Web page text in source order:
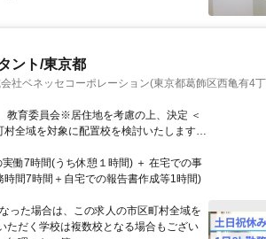
ント/東京都
社ベネッセコーポレーション(東京都葛飾区西亀有4
教育委員会※居住地を考慮の上、決定 ＜
全域を対象に配置校を検討いたします。
ざいますが、通勤エリアや居住地を考慮
う、最終的にはご相談の上で決定いたし
働7時間(うち休憩１時間) ＋ 在宅での事
間7時間＋自宅での報告書作成等1時間)
った場合は、この求人の市区町村全域を
ただく学校は複数校となる場合もござい